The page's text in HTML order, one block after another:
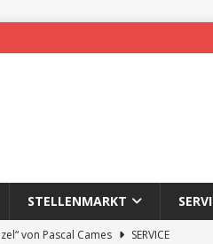
STELLENMARKT
von Pascal Cames
SERVICE